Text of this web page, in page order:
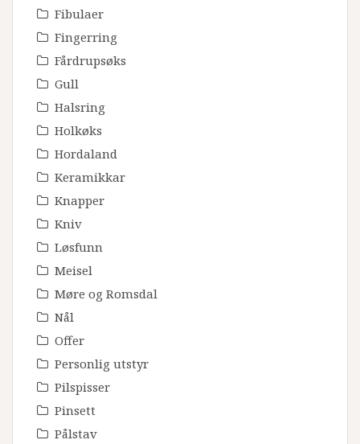
Fibulaer
Fingerring
Fårdrupsøks
Gull
Halsring
Holkøks
Hordaland
Keramikkar
Knapper
Kniv
Løsfunn
Meisel
Møre og Romsdal
Nål
Offer
Personlig utstyr
Pilspisser
Pinsett
Pålstav